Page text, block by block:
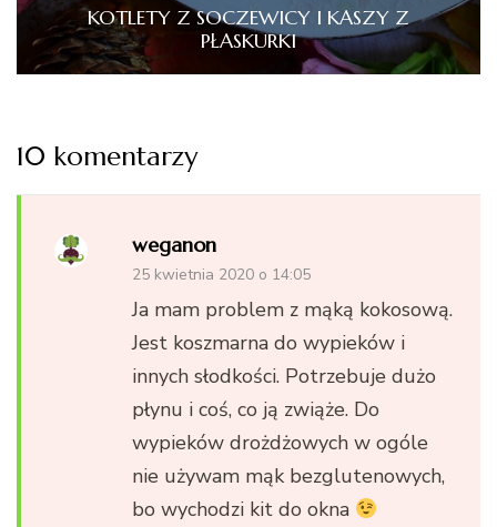
KOTLETY Z SOCZEWICY I KASZY Z
PŁASKURKI
10 komentarzy
weganon
25 kwietnia 2020 o 14:05
Ja mam problem z mąką kokosową.
Jest koszmarna do wypieków i
innych słodkości. Potrzebuje dużo
płynu i coś, co ją zwiąże. Do
wypieków drożdżowych w ogóle
nie używam mąk bezglutenowych,
bo wychodzi kit do okna